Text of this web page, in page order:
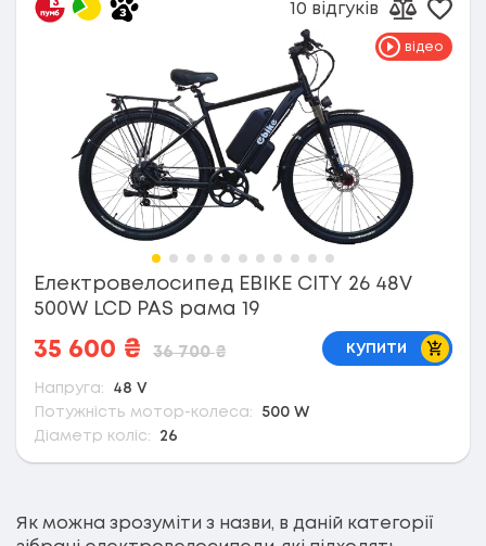
Електровелосипед EBIKE CITY 26 48V
500W LCD PAS рама 19
35 600 ₴ 36 700₴
відео
купити В
10 відгуків
Додати
Напруга:
48 V
Потужність мотор-колеса:
500 W
Діаметр коліс:
26
Як можна зрозуміти з назви, в даній категорії